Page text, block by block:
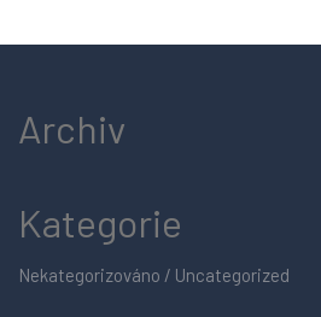
Archiv
Kategorie
Nekategorizováno / Uncategorized